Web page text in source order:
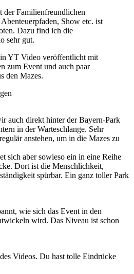
der Familienfreundlichen
Show etc. ist
Dazu find ich die
sehr gut.
YT Video veröffentlicht mit
zum Event und auch paar
den Mazes.
auch direkt hinter der Bayern-Park
in der Warteschlange. Sehr
anstehen, um in die Mazes zu
sich aber sowieso ein in eine Reihe
Dort ist die Menschlichkeit,
spürbar. Ein ganz toller Park
wie sich das Event in den
wird. Das Niveau ist schon
Videos. Du hast tolle Eindrücke